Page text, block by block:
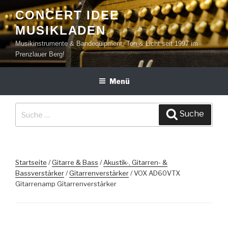
Inhalt
springen
CONCERT IDEE
MUSIKLADEN
Musikinstrumente & Bandequipment, Ton & Licht seit 1997 im
Prenzlauer Berg!
Menü
Suche
Startseite /Gitarre & Bass /Akustik-, Gitarren- &
Bassverstärker/Gitarrenverstärker/ VOX AD60VTX
Gitarrenamp Gitarrenverstärker